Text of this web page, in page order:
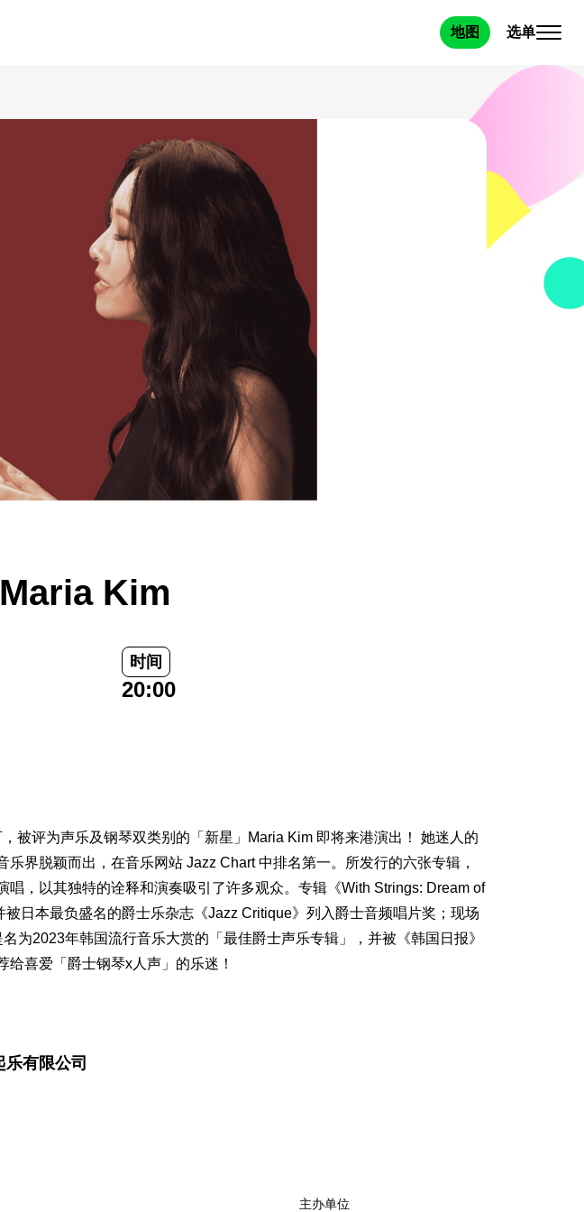
地图 选单
Kim
时间
20:00
被评为声乐及钢琴双类别的「新星」Maria Kim 即将来港演出！ 她迷人的
乐界脱颖而出，在音乐网站 Jazz Chart 中排名第一。所发行的六张专辑，
唱，以其独特的诠释和演奏吸引了许多观众。专辑《With Strings: Dream of
日本最负盛名的爵士乐杂志《Jazz Critique》列入爵士音频唱片奖；现场
为2023年韩国流行音乐大赏的「最佳爵士声乐专辑」，并被《韩国日报》
喜爱「爵士钢琴x人声」的乐迷！
有限公司
主办单位